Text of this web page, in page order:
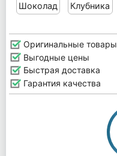
Шоколад Клубника
Оригинальные товары
Выгодные цены
Быстрая доставка
Гарантия качества